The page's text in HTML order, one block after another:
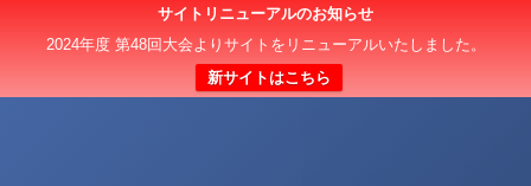
サイトリニューアルのお知らせ
2024年度 第48回大会よりサイトをリニューアルいたしました。
新サイトはこちら